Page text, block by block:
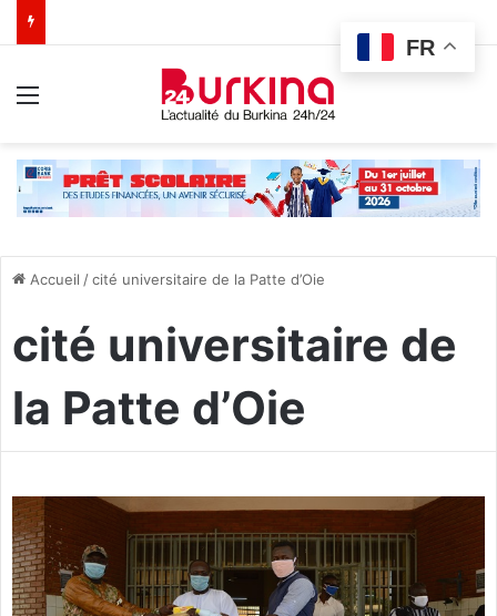
Accueil /cité universitaire de la Patte d’Oie
cité universitaire de
la Patte d’Oie
FR